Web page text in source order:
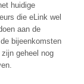
huidige
die eLink wel
aan de
bijeenkomsten
geheel nog